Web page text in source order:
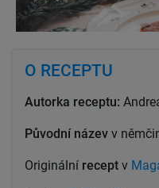
O RECEPTU
Autorka receptu:
Původní název v
Originální recept v